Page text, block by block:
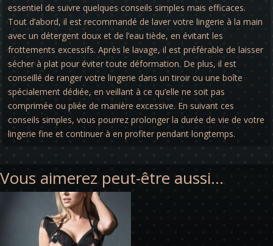
essentiel de suivre quelques conseils simples mais efficaces.
Tout d’abord, il est recommandé de laver votre lingerie à la main
avec un détergent doux et de l’eau tiède, en évitant les
frottements excessifs. Après le lavage, il est préférable de laisser
sécher à plat pour éviter toute déformation. De plus, il est
conseillé de ranger votre lingerie dans un tiroir ou une boîte
spécialement dédiée, en veillant à ce qu’elle ne soit pas
comprimée ou pliée de manière excessive. En suivant ces
conseils simples, vous pourrez prolonger la durée de vie de votre
lingerie fine et continuer à en profiter pendant longtemps.
Vous aimerez peut-être aussi…